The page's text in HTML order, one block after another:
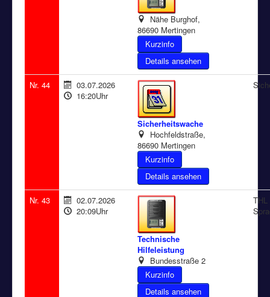
Nähe Burghof,
86690 Mertingen
Details ansehen
Nr. 44
03.07.2026
16:20Uhr
Sicherheitswache
Hochfeldstraße,
86690 Mertingen
Details ansehen
Nr. 43
02.07.2026
20:09Uhr
Technische
Hilfeleistung
Bundesstraße 2
Details ansehen
THL